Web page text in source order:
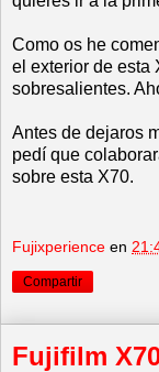
Como os he
el exterior de esta
sobresalientes.
Antes de dejaros
pedí que
sobre esta X70.
Fujixperience en
Compartir
Fujifilm